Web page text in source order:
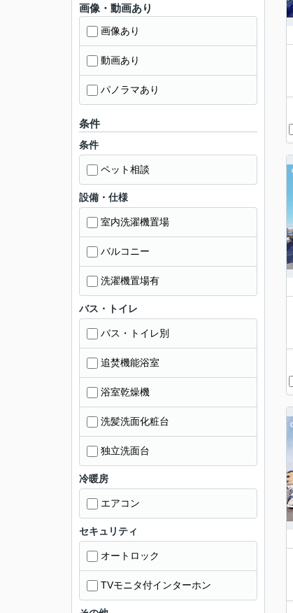
画像・動画あり
画像あり
動画あり
パノラマあり
条件
条件
ペット相談
設備・仕様
室内洗濯機置場
バルコニー
洗濯機置場有
バス・トイレ
バス・トイレ別
追焚機能浴室
浴室乾燥機
洗髪洗面化粧台
独立洗面台
冷暖房
エアコン
セキュリティ
オートロック
TVモニタ付インターホン